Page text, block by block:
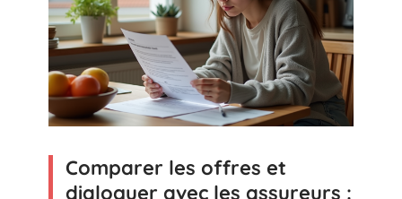
Comparer les offres et
dialoguer avec les assureurs :